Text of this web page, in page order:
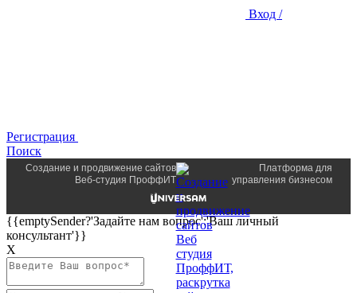
Вход /
Регистрация
Поиск
Создание и продвижение сайтов
Веб-студия ПроффИТ
Платформа для
управления бизнесом
{{emptySender?'Задайте нам вопрос':'Ваш личный
консультант'}}
Х